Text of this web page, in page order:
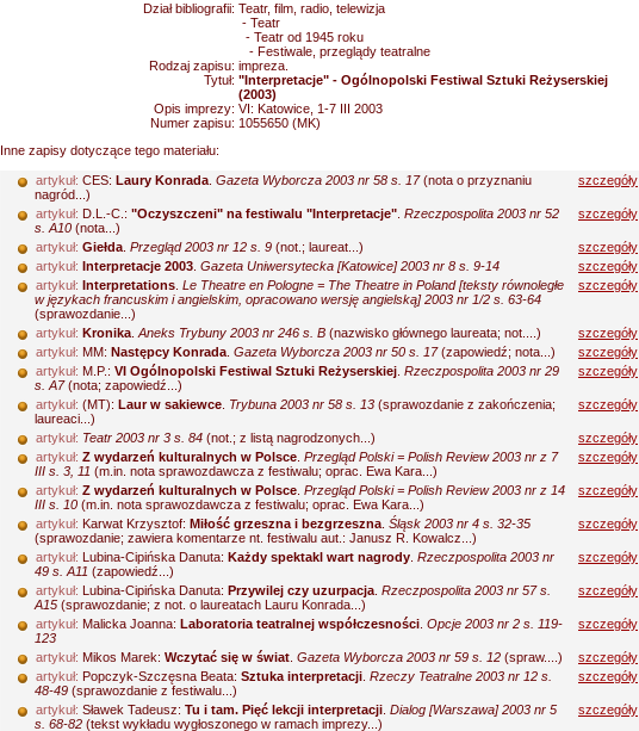
Dział bibliografii: Teatr, film, radio, telewizja
- Teatr
- Teatr od 1945 roku
- Festiwale, przeglądy teatralne
Rodzaj zapisu: impreza.
Tytuł: "Interpretacje" - Ogólnopolski Festiwal Sztuki Reżyserskiej
(2003)
Opis imprezy: VI: Katowice, 1-7 III 2003
Numer zapisu: 1055650 (MK)
Inne zapisy dotyczące tego materiału:
artykuł: CES: Laury Konrada Gazeta Wyborcza 2003 nr 58 s. 17(nota o przyznaniu
nagród...)
szczegóły
artykuł: D.L.-C.: "Oczyszczeni" na festiwalu "Interpretacje" Rzeczpospolita 2003 nr 52
s. A10 (nota...)
szczegóły
artykuł: Giełda Przegląd 2003 nr 12 s. 9 (not.; laureat...)
szczegóły
artykuł: Interpretacje 2003 Gazeta Uniwersytecka [Katowice] 2003 nr 8 s. 9-14
szczegóły
artykuł: Interpretations Le Theatre en Pologne = The Theatre in Poland [teksty równoległe
w językach francuskim i angielskim, opracowano wersję angielską] 2003 nr 1/2 s. 63-64
(sprawozdanie...)
szczegóły
artykuł: Kronika Aneks Trybuny 2003 nr 246 s. B (nazwisko głównego laureata; not....)
szczegóły
artykuł: MM: Następcy Konrada Gazeta Wyborcza 2003 nr 50 s. 17(zapowiedź; nota...)
szczegóły
artykuł: M.P.: VI Ogólnopolski Festiwal Sztuki Reżyserskiej Rzeczpospolita 2003 nr 29
s. A7(nota; zapowiedź...)
szczegóły
artykuł: (MT): Laur w sakiewce Trybuna 2003 nr 58 s. 13 (sprawozdanie z zakończenia;
laureaci...)
szczegóły
artykuł: Teatr 2003 nr 3 s. 84 (not.; z listą nagrodzonych...)
szczegóły
artykuł: Z wydarzeń kulturalnych w Polsce Przegląd Polski = Polish Review 2003 nr z 7
III s. 3, 11 (m.in. nota sprawozdawcza z festiwalu; oprac. Ewa Kara...)
szczegóły
artykuł: Z wydarzeń kulturalnych w Polsce Przegląd Polski = Polish Review 2003 nr z 14
III s. 10 (m.in. nota sprawozdawcza z festiwalu; oprac. Ewa Kara...)
szczegóły
artykuł: Karwat Krzysztof: Miłość grzeszna i bezgrzeszna Śląsk 2003 nr 4 s. 32-35
(sprawozdanie; zawiera komentarze nt. festiwalu aut.: Janusz R. Kowalcz...)
szczegóły
artykuł: Lubina-Cipińska Danuta: Każdy spektakl wart nagrody Rzeczpospolita 2003 nr
49 s. A11 (zapowiedź...)
szczegóły
artykuł: Lubina-Cipińska Danuta: Przywilej czy uzurpacja Rzeczpospolita 2003 nr 57 s.
A15 (sprawozdanie; z not. o laureatach Lauru Konrada...)
szczegóły
artykuł: Malicka Joanna: Laboratoria teatralnej współczesności Opcje 2003 nr 2 s. 119-
123
szczegóły
artykuł: Mikos Marek: Wczytać się w świat Gazeta Wyborcza 2003 nr 59 s. 12 (spraw....)
szczegóły
artykuł: Popczyk-Szczęsna Beata: Sztuka interpretacji Rzeczy Teatralne 2003 nr 12 s.
48-49 (sprawozdanie z festiwalu...)
szczegóły
artykuł: Sławek Tadeusz: Tu i tam. Pięć lekcji interpretacji Dialog [Warszawa] 2003 nr 5
s. 68-82 (tekst wykładu wygłoszonego w ramach imprezy...)
szczegóły